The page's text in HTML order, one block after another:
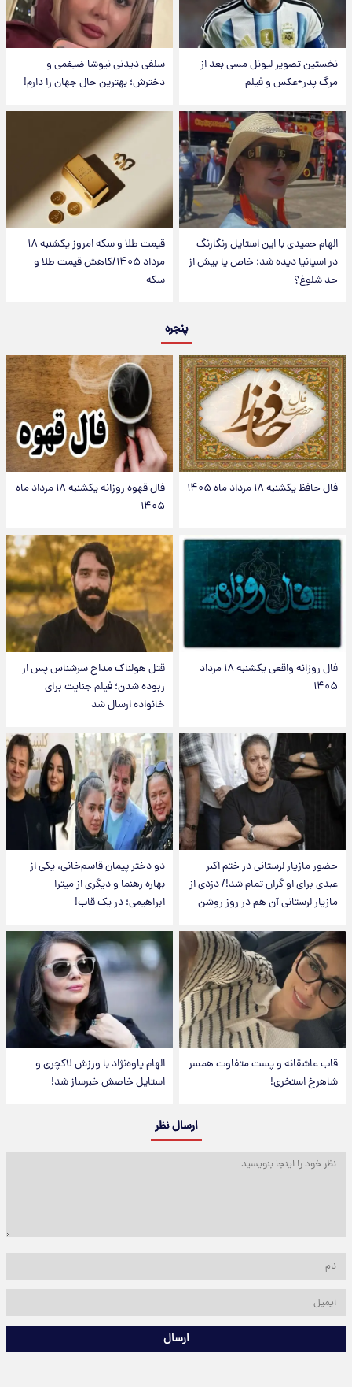
نخستین تصویر لیونل مسی بعد از
مرگ پدر+عکس و فیلم
سلفی دیدنی نیوشا ضیغمی و
دخترش؛ بهترین حال جهان را دارم!
الهام حمیدی با این استایل رنگارنگ
در اسپانیا دیده شد؛ خاص یا بیش از
حد شلوغ؟
قیمت طلا و سکه امروز یکشنبه ۱۸
مرداد ۱۴۰۵/کاهش قیمت طلا و
سکه
پنجره
فال حافظ یکشنبه ۱۸ مرداد ماه ۱۴۰۵
فال قهوه روزانه یکشنبه ۱۸ مرداد ماه
۱۴۰۵
فال روزانه واقعی یکشنبه ۱۸ مرداد
۱۴۰۵
قتل هولناک مداح سرشناس پس از
ربوده شدن؛ فیلم جنایت برای
خانواده ارسال شد
حضور مازیار لرستانی در ختم اکبر
عبدی برای او گران تمام شد!/ دزدی از
مازیار لرستانی آن هم در روز روشن
دو دختر پیمان قاسم‌خانی، یکی از
بهاره رهنما و دیگری از میترا
ابراهیمی؛ در یک قاب!
قاب عاشقانه و پست متفاوت همسر
شاهرخ استخری!
الهام پاوه‌نژاد با ورزش لاکچری و
استایل خاصش خبرساز شد!
ارسال نظر
ارسال